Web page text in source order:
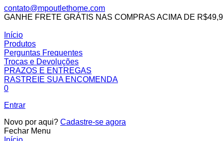
contato@mpoutlethome.com
GANHE FRETE GRÁTIS NAS COMPRAS ACIMA DE
Facebook
Instagram
MP
Outlet
Home
Início
Produtos
Perguntas Frequentes
Trocas e Devoluções
PRAZOS E ENTREGAS
RASTREIE SUA ENCOMENDA
0
Entrar
Novo por aqui? Cadastre-se agora
Fechar Menu